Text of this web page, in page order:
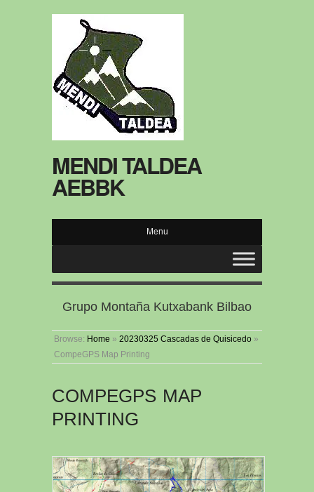
MENDI TALDEA
AEBBK
Menu
Grupo Montaña Kutxabank Bilbao
Browse: Home » 20230325 Cascadas de Quisicedo »
CompeGPS Map Printing
COMPEGPS MAP
PRINTING